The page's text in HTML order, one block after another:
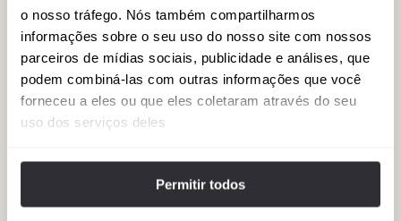
o nosso tráfego. Nós também compartilharmos
informações sobre o seu uso do nosso site com nossos
parceiros de mídias sociais, publicidade e análises, que
podem combiná-las com outras informações que você
forneceu a eles ou que eles coletaram através do seu
uso dos serviços deles
Permitir todos
05
Palácio das Artes (Müpa Budapest)
Um local de cultura contemporânea, que recebe concertos de
música clássica, ópera, balé e exposições de arte contemporânea.
Komor Marcell u. 1, 1095 Budapeste.
06 Gerbeaud Café